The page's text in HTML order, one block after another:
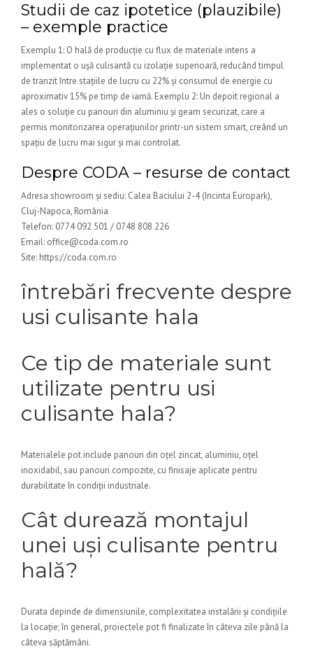
Studii de caz ipotetice (plauzibile)
– exemple practice
Exemplu 1: O hală de producție cu flux de materiale intens a
implementat o ușă culisantă cu izolație superioară, reducând timpul
de tranzit între stațiile de lucru cu 22% și consumul de energie cu
aproximativ 15% pe timp de iarnă. Exemplu 2: Un depoit regional a
ales o soluție cu panouri din aluminiu și geam securizat, care a
permis monitorizarea operațiunilor printr-un sistem smart, creând un
spațiu de lucru mai sigur și mai controlat.
Despre CODA – resurse de contact
Adresa showroom și sediu: Calea Baciului 2-4 (Incinta Europark),
Cluj-Napoca, România
Telefon: 0774 092 501 / 0748 808 226
Email: office@coda.com.ro
Site: https://coda.com.ro
întrebări frecvente despre
usi culisante hala
Ce tip de materiale sunt
utilizate pentru usi
culisante hala?
Materialele pot include panouri din oțel zincat, aluminiu, oțel
inoxidabil, sau panouri compozite, cu finisaje aplicate pentru
durabilitate în condiții industriale.
Cât durează montajul
unei uși culisante pentru
hală?
Durata depinde de dimensiunile, complexitatea instalării și condițiile
la locație; în general, proiectele pot fi finalizate în câteva zile până la
câteva săptămâni.